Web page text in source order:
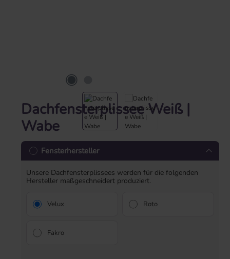
Dachfensterplissee Weiß |
Wabe
Fensterhersteller
Unsere Dachfensterplissees werden für die folgenden
Hersteller maßgeschneidert produziert.
Velux Roto
Fakro